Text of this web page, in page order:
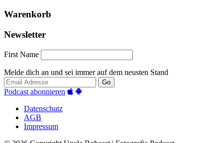
Warenkorb
Newsletter
First Name
Melde dich an und sei immer auf dem neusten Stand
Go
Podcast abonnieren
Datenschutz
AGB
Impressum